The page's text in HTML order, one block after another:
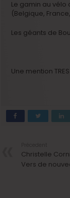
Le gamin au vélo
(Belgique,
Les géants de
Une mention
Christelle
Vers de